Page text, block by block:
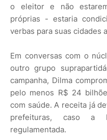
o eleitor e não
próprias - estaria
verbas para suas cidades
Em conversas com o
outro grupo
campanha, Dilma
pelo menos R$ 24
com saúde. A receita já
prefeituras, caso a
regulamentada.